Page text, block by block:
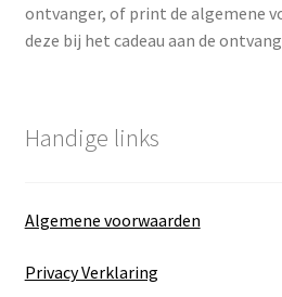
ontvanger, of print de algemene
deze bij het cadeau aan de
Handige links
Algemene voorwaarden
Privacy Verklaring